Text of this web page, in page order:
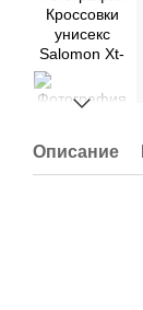
Описание